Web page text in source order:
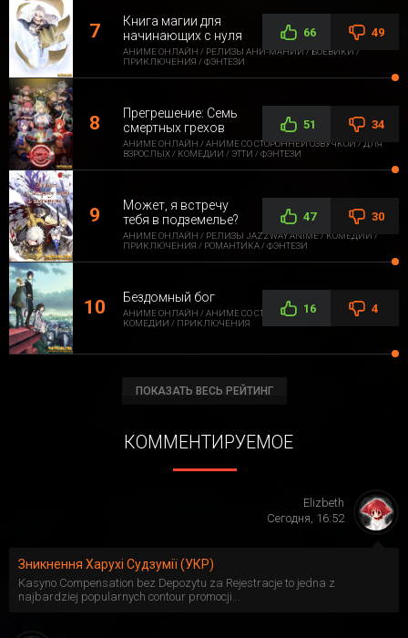
Книга магии для
начинающих с нуля
АНИМЕ ОНЛАЙН / РЕЛИЗЫ АНИ-МАНИИ / БОЕВИКИ /
ПРИКЛЮЧЕНИЯ / ФЭНТЕЗИ
66 49
Прегрешение: Семь
смертных грехов
АНИМЕ ОНЛАЙН / АНИМЕ СО СТОРОННЕЙ ОЗВУЧКОЙ / ДЛЯ
ВЗРОСЛЫХ / КОМЕДИИ / ЭТТИ / ФЭНТЕЗИ
51 34
Может, я встречу
тебя в подземелье?
АНИМЕ ОНЛАЙН / РЕЛИЗЫ JAZZWAY ANIME / КОМЕДИИ /
ПРИКЛЮЧЕНИЯ / РОМАНТИКА / ФЭНТЕЗИ
47 30
Бездомный бог
АНИМЕ ОНЛАЙН / АНИМЕ СО СТОРОННЕЙ ОЗВУЧКОЙ /
КОМЕДИИ / ПРИКЛЮЧЕНИЯ
16 4
ПОКАЗАТЬ ВЕСЬ РЕЙТИНГ
КОММЕНТИРУЕМОЕ
Зникнення Харухі Судзумії (УКР)
Kasyno Compensation bez Depozytu za Rejestracje to jedna z
najbardziej popularnych contour promocji...
Elizbeth
Сегодня, 16:52